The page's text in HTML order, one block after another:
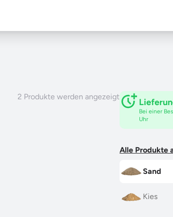
2 Produkte werden angezeigt
Bei einer
Uhr
Alle Produkte
Sand
Kies